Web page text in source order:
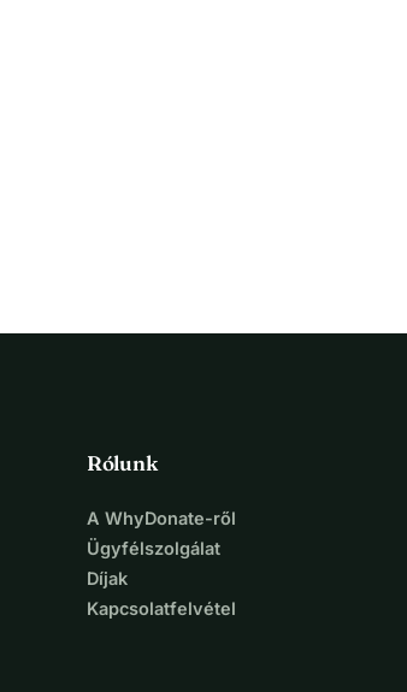
Rólunk
A WhyDonate-ről
Ügyfélszolgálat
Díjak
Kapcsolatfelvétel